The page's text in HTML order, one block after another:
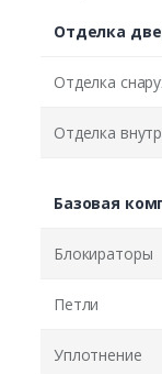
Отделка
Отделка
Отделка
Базовая
Блокираторы
Петли
Уплотнение